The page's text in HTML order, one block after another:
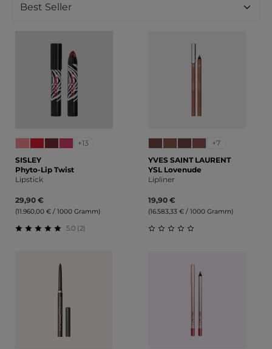
+13
SISLEY
Phyto-Lip Twist
Lipstick
29,90 €
(11.960,00 € / 1000 Gramm)
5.0 (2)
+7
YVES SAINT LAURENT
YSL Lovenude
Lipliner
19,90 €
(16.583,33 € / 1000 Gramm)